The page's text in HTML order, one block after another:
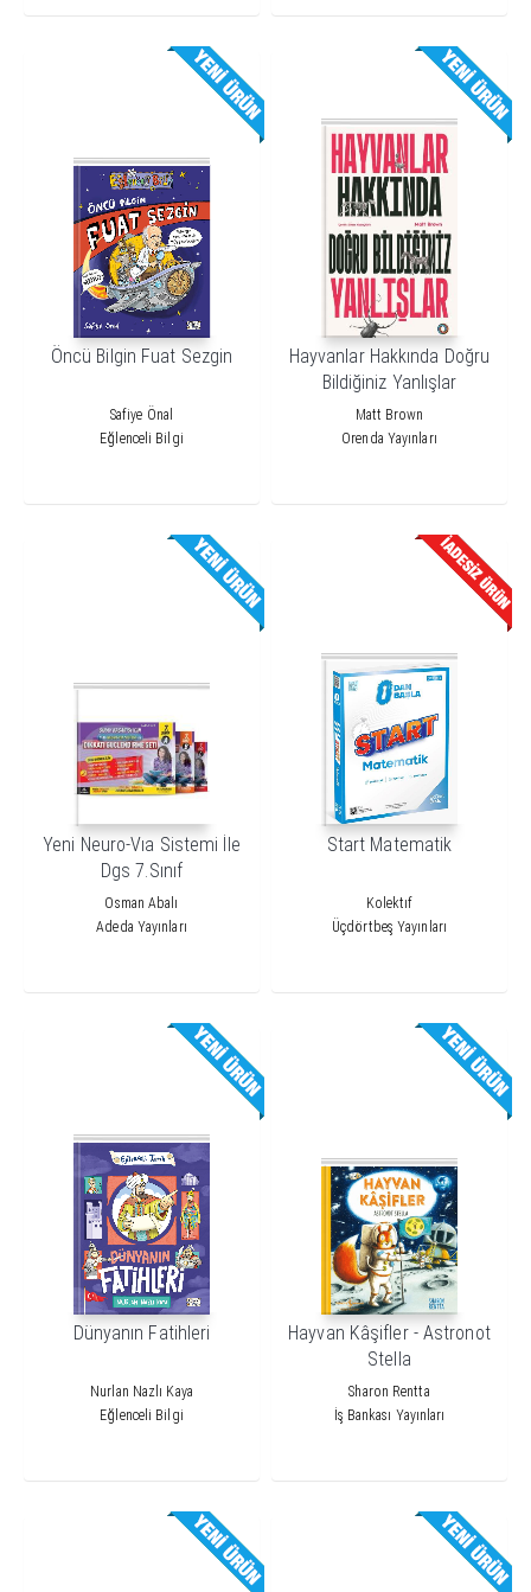
Öncü Bilgin Fuat Sezgin
Safiye Önal
Eğlenceli Bilgi
Hayvanlar Hakkında Doğru
Bildiğiniz Yanlışlar
Matt Brown
Orenda Yayınları
Yeni Neuro-Vıa Sistemi İle
Dgs 7.Sınıf
Osman Abalı
Adeda Yayınları
Start Matematik
Kolektıf
Üçdörtbeş Yayınları
Dünyanın Fatihleri
Nurlan Nazlı Kaya
Eğlenceli Bilgi
Hayvan Kâşifler - Astronot
Stella
Sharon Rentta
İş Bankası Yayınları